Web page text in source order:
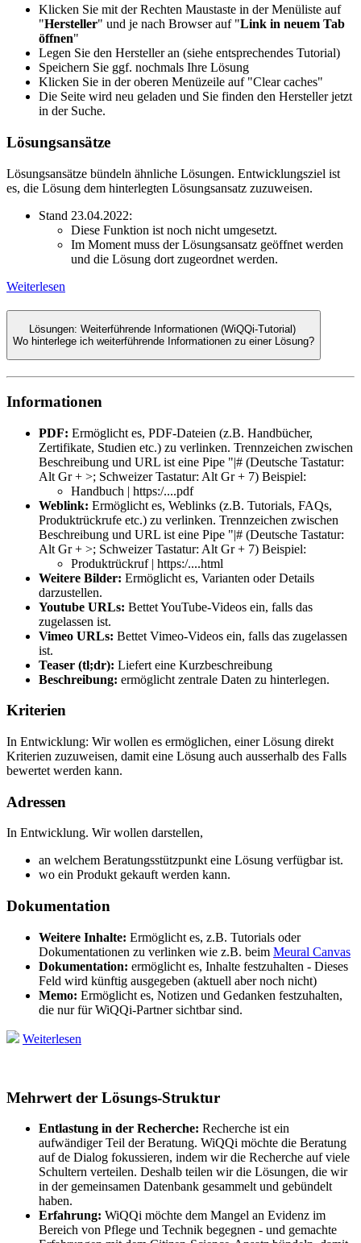
Klicken Sie mit der Rechten Maustaste in der Menüliste auf
"Hersteller" und je nach Browser auf "Link in neuem Tab
öffnen"
Legen Sie den Hersteller an (siehe entsprechendes Tutorial)
Speichern Sie ggf. nochmals Ihre Lösung
Klicken Sie in der oberen Menüzeile auf "Clear caches"
Die Seite wird neu geladen und Sie finden den Hersteller jetzt
in der Suche.
Lösungsansätze
Lösungsansätze bündeln ähnliche Lösungen. Entwicklungsziel ist
es, die Lösung dem hinterlegten Lösungsansatz zuzuweisen.
Stand 23.04.2022:
Diese Funktion ist noch nicht umgesetzt.
Im Moment muss der Lösungsansatz geöffnet werden
und die Lösung dort zugeordnet werden.
Weiterlesen
Lösungen: Weiterführende Informationen (WiQQi-Tutorial)
Wo hinterlege ich weiterführende Informationen zu einer Lösung?
Informationen
PDF: Ermöglicht es, PDF-Dateien (z.B. Handbücher,
Zertifikate, Studien etc.) zu verlinken. Trennzeichen zwischen
Beschreibung und URL ist eine Pipe "|# (Deutsche Tastatur:
Alt Gr + >; Schweizer Tastatur: Alt Gr + 7) Beispiel:
Handbuch | https:/....pdf
Weblink: Ermöglicht es, Weblinks (z.B. Tutorials, FAQs,
Produktrückrufe etc.) zu verlinken. Trennzeichen zwischen
Beschreibung und URL ist eine Pipe "|# (Deutsche Tastatur:
Alt Gr + >; Schweizer Tastatur: Alt Gr + 7) Beispiel:
Produktrückruf | https:/....html
Weitere Bilder: Ermöglicht es, Varianten oder Details
darzustellen.
Youtube URLs: Bettet YouTube-Videos ein, falls das
zugelassen ist.
Vimeo URLs: Bettet Vimeo-Videos ein, falls das zugelassen
ist.
Teaser (tl;dr): Liefert eine Kurzbeschreibung
Beschreibung: ermöglicht zentrale Daten zu hinterlegen.
Kriterien
In Entwicklung: Wir wollen es ermöglichen, einer Lösung direkt
Kriterien zuzuweisen, damit eine Lösung auch ausserhalb des Falls
bewertet werden kann.
Adressen
In Entwicklung. Wir wollen darstellen,
an welchem Beratungsstützpunkt eine Lösung verfügbar ist.
wo ein Produkt gekauft werden kann.
Dokumentation
Weitere Inhalte: Ermöglicht es, z.B. Tutorials oder
Dokumentationen zu verlinken wie z.B. beim Meural Canvas
Dokumentation: ermöglicht es, Inhalte festzuhalten - Dieses
Feld wird künftig ausgegeben (aktuell aber noch nicht)
Memo: Ermöglicht es, Notizen und Gedanken festzuhalten,
die nur für WiQQi-Partner sichtbar sind.
Weiterlesen
Mehrwert der Lösungs-Struktur
Entlastung in der Recherche: Recherche ist ein
aufwändiger Teil der Beratung. WiQQi möchte die Beratung
auf de Dialog fokussieren, indem wir die Recherche auf viele
Schultern verteilen. Deshalb teilen wir die Lösungen, die wir
in der gemeinsamen Datenbank gesammelt und gebündelt
haben.
Erfahrung: WiQQi möchte dem Mangel an Evidenz im
Bereich von Pflege und Technik begegnen - und gemachte